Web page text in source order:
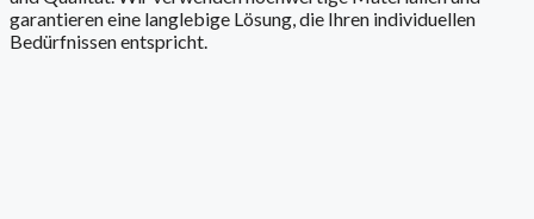
garantieren eine langlebige Lösung, die Ihren individuellen
Bedürfnissen entspricht.